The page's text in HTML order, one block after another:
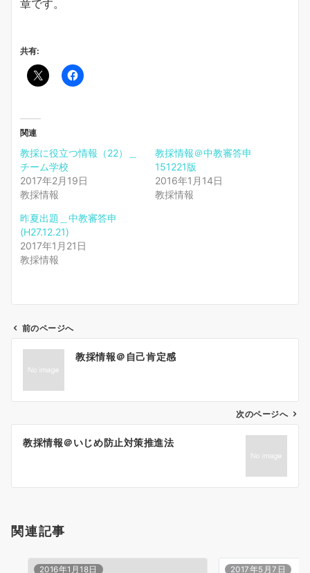
章です。
共有:
関連
教採に役立つ情報（22）＿
チーム学校
2017年2月19日
教採情報
教採情報＠中教審答申
151221版
2016年1月14日
教採情報
昨夏出題＿中教審答申
(H27.12.21)
2017年1月21日
教採情報
ン
前のページへ
教採情報＠自己肯定感
次のページへ
教採情報＠いじめ防止対策推進法
関連記事
2016年1月18日 2017年5月7日